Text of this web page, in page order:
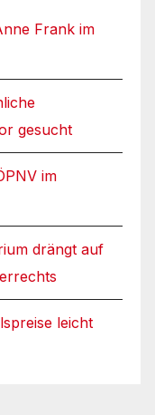
Frank im
gesucht
im
drängt auf
leicht